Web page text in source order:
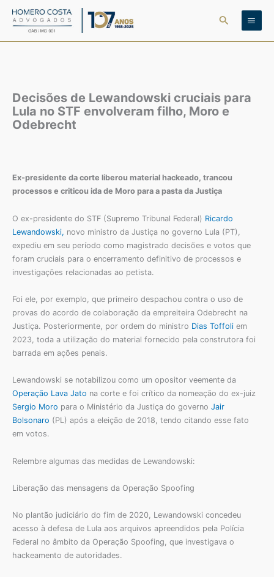
para
Pesquisar
Decisões de Lewandowski cruciais para
Lula no STF envolveram filho, Moro e
Odebrecht
Ex-presidente da corte liberou material hackeado, trancou
processos e criticou ida de Moro para a pasta da Justiça
O ex-presidente do STF (Supremo Tribunal Federal) Ricardo
Lewandowski, novo ministro da Justiça no governo Lula (PT),
expediu em seu período como magistrado decisões e votos que
foram cruciais para o encerramento definitivo de processos e
investigações relacionadas ao petista.
Foi ele, por exemplo, que primeiro despachou contra o uso de
provas do acordo de colaboração da empreiteira Odebrecht na
Justiça. Posteriormente, por ordem do ministro Dias Toffoli em
2023, toda a utilização do material fornecido pela construtora foi
barrada em ações penais.
Lewandowski se notabilizou como um opositor veemente da
Operação Lava Jato na corte e foi crítico da nomeação do ex-juiz
Sergio Moro para o Ministério da Justiça do governo Jair
Bolsonaro (PL) após a eleição de 2018, tendo citando esse fato
em votos.
Relembre algumas das medidas de Lewandowski:
Liberação das mensagens da Operação Spoofing
No plantão judiciário do fim de 2020, Lewandowski concedeu
acesso à defesa de Lula aos arquivos apreendidos pela Polícia
Federal no âmbito da Operação Spoofing, que investigava o
hackeamento de autoridades.